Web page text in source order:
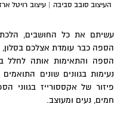
העיצוב סובב סביבה | עיצוב רויטל
עשיתם את כל החושבים,
הספה כבר עומדת אצלכם בסלון,
הספה והתאימות אותה לחלל
נעימות בגוונים שונים
פיזור של אקססורייז בגווני
חמים, נעים ומעוצב.